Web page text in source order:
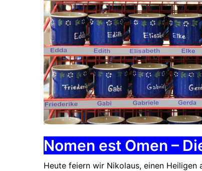
Nomen est Omen –
Heute feiern wir Nikolaus, einen